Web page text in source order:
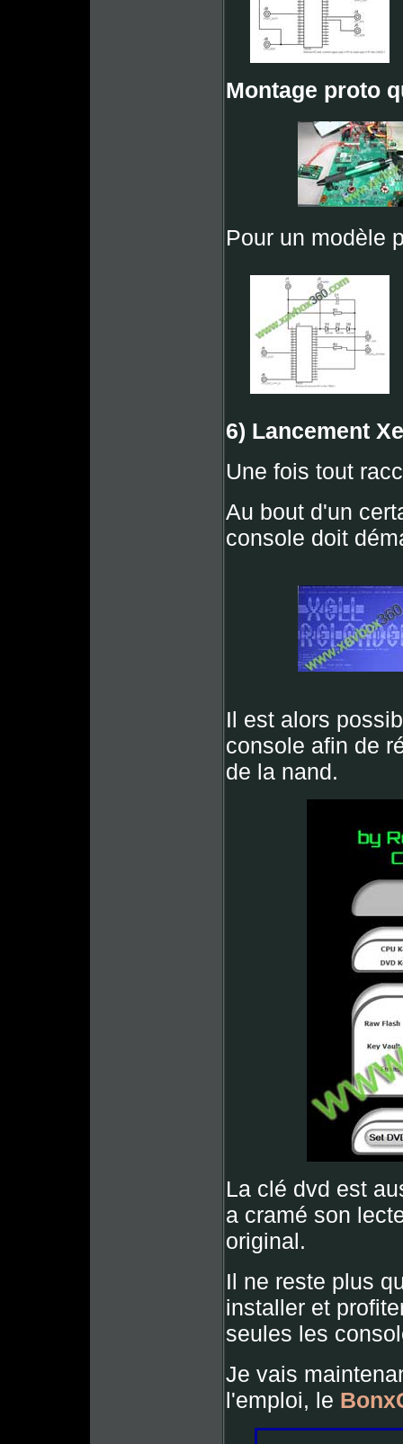
Montage proto
Pour un modèle
6) Lancement
Une fois tout
Au bout d'un
console doit
Il est alors
console afin de
de la nand.
La clé dvd est
a cramé son
original.
Il ne reste plus
installer et
seules les
Je vais
l'emploi, le